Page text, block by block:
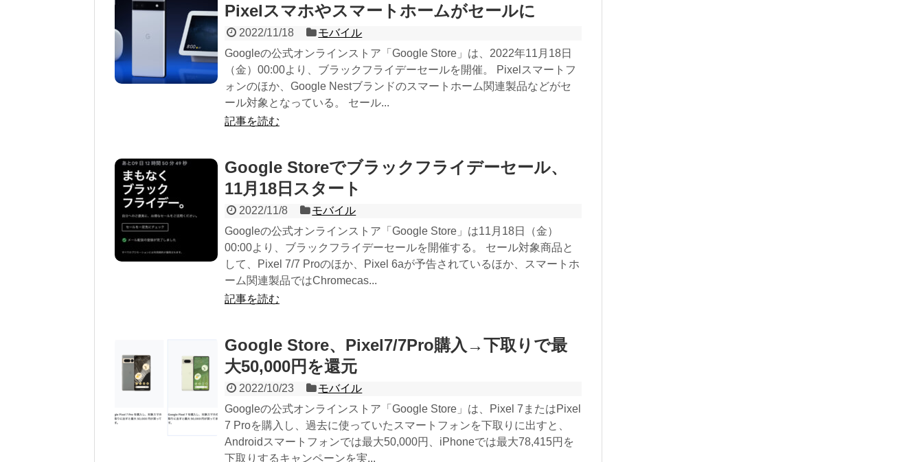
Pixelスマホやスマートホームがセールに
2022/11/18
モバイル
Googleの公式オンラインストア「Google Store」は、2022年11月18日
（金）00:00より、ブラックフライデーセールを開催。 Pixelスマートフ
ォンのほか、Google Nestブランドのスマートホーム関連製品などがセ
ール対象となっている。 セール...
記事を読む
Google Storeでブラックフライデーセール、
11月18日スタート
2022/11/8
モバイル
Googleの公式オンラインストア「Google Store」は11月18日（金）
00:00より、ブラックフライデーセールを開催する。 セール対象商品と
して、Pixel 7/7 Proのほか、Pixel 6aが予告されているほか、スマートホ
ーム関連製品ではChromecas...
記事を読む
Google Store、Pixel7/7Pro購入→下取りで最
大50,000円を還元
2022/10/23
モバイル
Googleの公式オンラインストア「Google Store」は、Pixel 7またはPixel
7 Proを購入し、過去に使っていたスマートフォンを下取りに出すと、
Androidスマートフォンでは最大50,000円、iPhoneでは最大78,415円を
下取りするキャンペーンを実...